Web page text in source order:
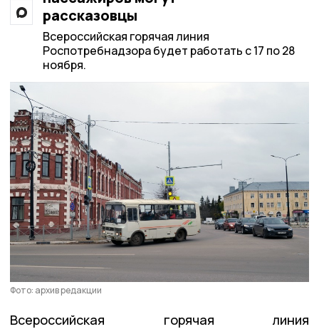
рассказовцы
Всероссийская горячая линия
Роспотребнадзора будет работать с 17 по 28
ноября.
Фото: архив редакции
Всероссийская горячая линия